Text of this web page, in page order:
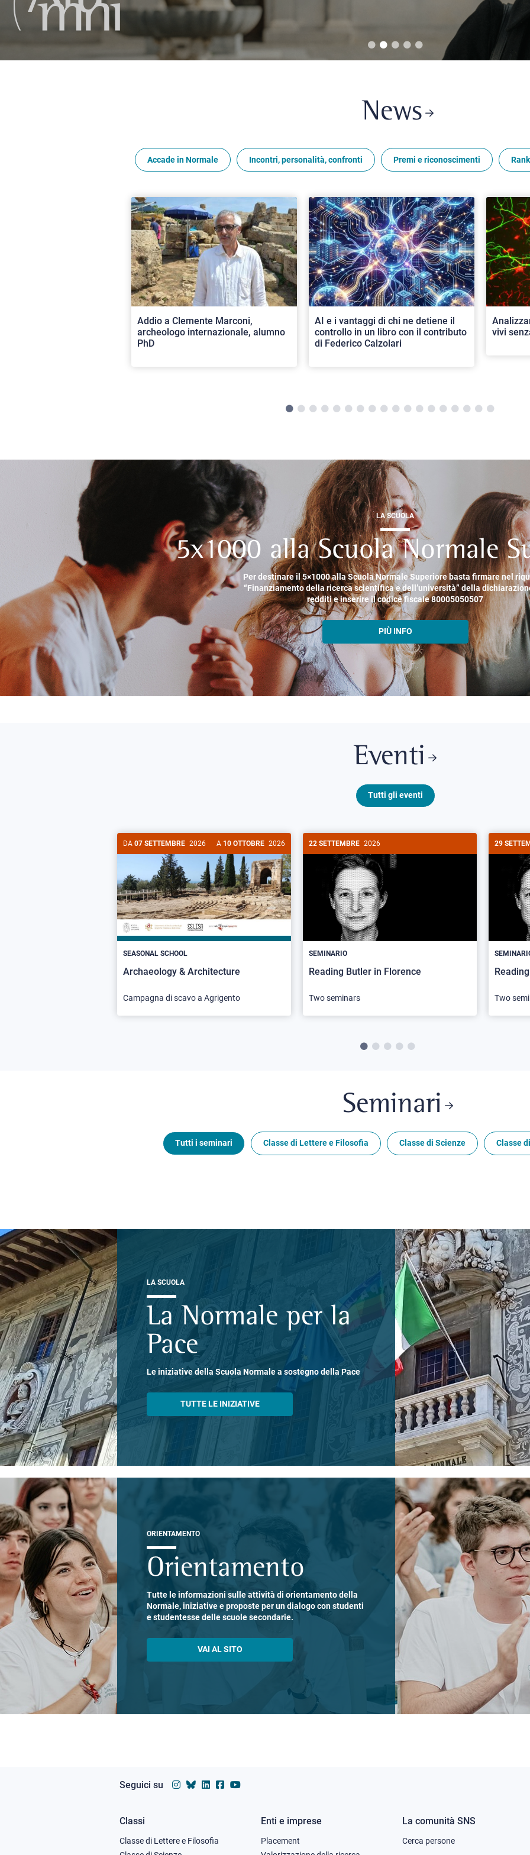
News
Accade in Normale Incontri, personalità, confronti Premi e riconoscimenti
Addio a Clemente Marconi,
archeologo internazionale, alumno
PhD
AI e i vantaggi di chi ne detiene il
controllo in un libro con il contributo
di Federico Calzolari
vivi
LA SCUOLA
5x1000 alla Scuola Normale
Per destinare il 5×1000 alla Scuola Normale Superiore basta firmare nel
“Finanziamento della ricerca scientifica e dell’università” della
redditi e inserire il codice fiscale 80005050507
PIÙ INFO
Eventi
Tutti gli eventi
DA 07 SETTEMBRE 2026 A 10 OTTOBRE 2026
SEASONAL SCHOOL
Archaeology & Architecture
Campagna di scavo a Agrigento
22 SETTEMBRE 2026
SEMINARIO
Reading Butler in Florence
Two seminars
29
Two
Seminari
Tutti i seminari Classe di Lettere e Filosofia Classe di Scienze Classe
LA SCUOLA
La Normale per la
Pace
Le iniziative della Scuola Normale a sostegno della Pace
TUTTE LE INIZIATIVE
ORIENTAMENTO
Orientamento
Tutte le informazioni sulle attività di orientamento della
Normale, iniziative e proposte per un dialogo con studenti
e studentesse delle scuole secondarie.
VAI AL SITO
Seguici su
Footer
Classi
Classe di Lettere e Filosofia
Footer
Enti e imprese
Placement
Footer
La comunità SNS
Cerca persone